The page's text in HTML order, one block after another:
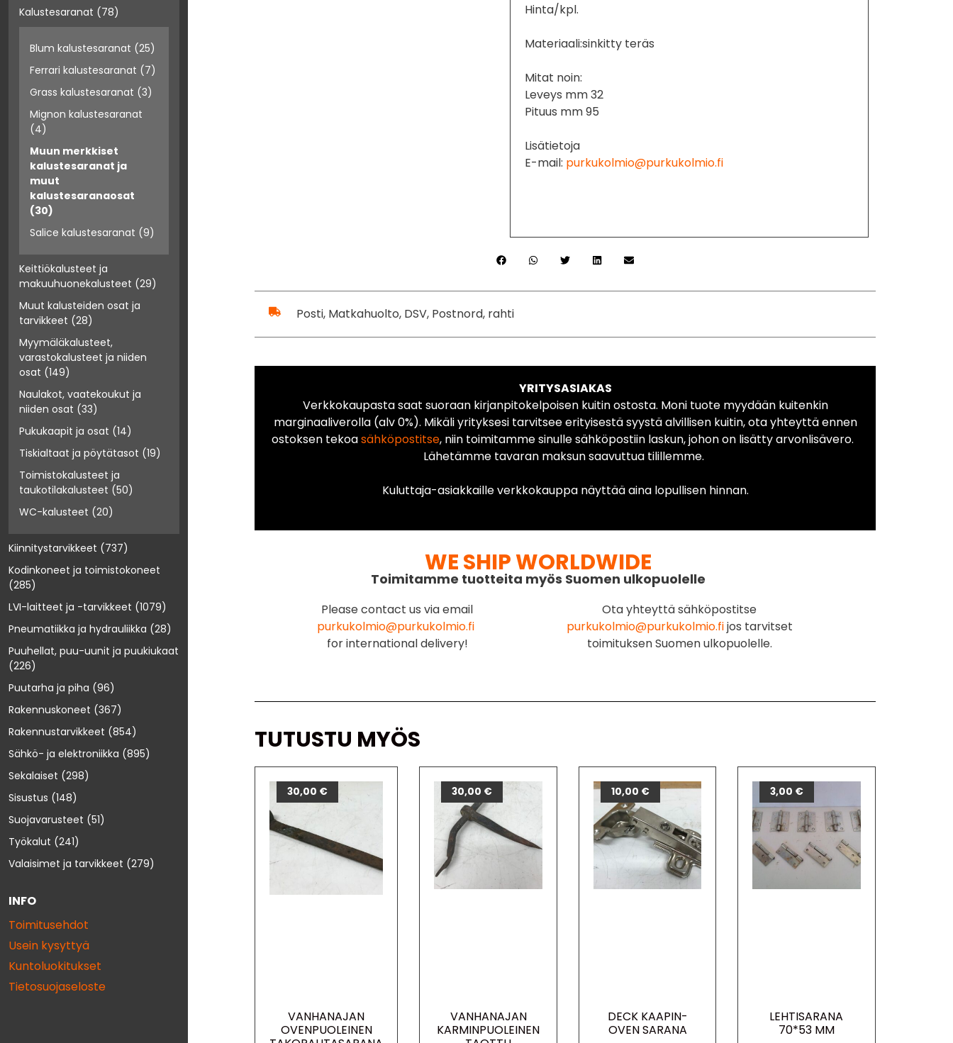
Kalustesaranat (78)
Blum kalustesaranat (25)
Ferrari kalustesaranat (7)
Grass kalustesaranat (3)
Mignon kalustesaranat
(4)
Muun merkkiset
kalustesaranat ja
muut
kalustesaranaosat
(30)
Salice kalustesaranat (9)
Keittiökalusteet ja
makuuhuonekalusteet (29)
Muut kalusteiden osat ja
tarvikkeet (28)
Myymäläkalusteet,
varastokalusteet ja niiden
osat (149)
Naulakot, vaatekoukut ja
niiden osat (33)
Pukukaapit ja osat (14)
Tiskialtaat ja pöytätasot (19)
Toimistokalusteet ja
taukotilakalusteet (50)
WC-kalusteet (20)
Kiinnitystarvikkeet (737)
Kodinkoneet ja toimistokoneet
(285)
LVI-laitteet ja -tarvikkeet (1079)
Pneumatiikka ja hydrauliikka (28)
Puuhellat, puu-uunit ja puukiukaat
(226)
Puutarha ja piha (96)
Rakennuskoneet (367)
Rakennustarvikkeet (854)
Sähkö- ja elektroniikka (895)
Sekalaiset (298)
Sisustus (148)
Suojavarusteet (51)
Työkalut (241)
Valaisimet ja tarvikkeet (279)
INFO
Toimitusehdot
Usein kysyttyä
Kuntoluokitukset
Tietosuojaseloste
Hinta/kpl.
Materiaali:sinkitty teräs
Mitat noin:
Leveys mm 32
Pituus mm 95
Lisätietoja
E-mail: purkukolmio@purkukolmio.fi
Posti, Matkahuolto, DSV, Postnord, rahti
YRITYSASIAKAS
Verkkokaupasta saat suoraan kirjanpitokelpoisen kuitin ostosta. Moni tuote myydään kuitenkin
marginaaliverolla (alv 0%). Mikäli yrityksesi tarvitsee erityisestä syystä alvillisen kuitin, ota yhteyttä ennen
ostoksen tekoasähköpostitse, niin toimitamme sinulle sähköpostiin laskun, johon on lisätty arvonlisävero.
Lähetämme tavaran maksun saavuttua tilillemme.
Kuluttaja-asiakkaille verkkokauppa näyttää aina lopullisen hinnan.
WE SHIP WORLDWIDE
Toimitamme tuotteita myös Suomen ulkopuolelle
Please contact us via email
purkukolmio@purkukolmio.fi
for international delivery!
Ota yhteyttä sähköpostitse
purkukolmio@purkukolmio.fijos tarvitset
toimituksen Suomen ulkopuolelle.
TUTUSTU MYÖS
VANHANAJAN
OVENPUOLEINEN
30,00 €
VANHANAJAN
KARMINPUOLEINEN
30,00 €
DECK KAAPIN-
OVEN SARANA
10,00 €
LEHTISARANA
70*53 MM
3,00 €